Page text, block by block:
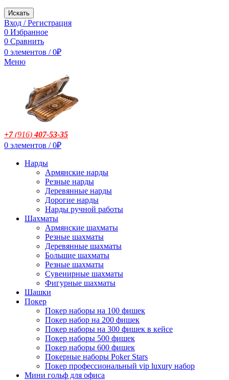
Искать
Вход / Регистрация
0 Избранное
0 Сравнить
0 элементов / 0₽
Меню
+7(916)407-53-35
0 элементов / 0₽
Нарды
Армянские нарды
Резные нарды
Деревянные нарды
Дорогие нарды
Нарды ручной работы
Шахматы
Армянские шахматы
Резные шахматы
Деревянные шахматы
Большие шахматы
Резные шахматы
Сувенирные шахматы
Фигурные шахматы
Шашки
Покер
Покер наборы на 100 фишек
Покер набор на 200 фишек
Покер наборы на 300 фишек в кейсе
Покер наборы 500 фишек
Покер наборы 600 фишек
Покерные наборы Poker Stars
Покер профессиональный vip luxury набор
Мини гольф для офиса